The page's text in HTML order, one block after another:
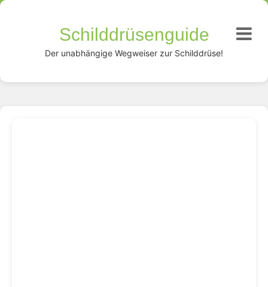
Schilddrüsenguide
Der unabhängige Wegweiser zur Schilddrüse!